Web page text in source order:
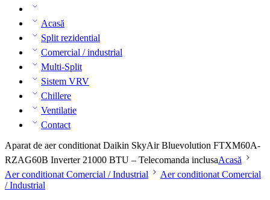
Acasă
Split rezidential
Comercial / industrial
Multi-Split
Sistem VRV
Chillere
Ventilatie
Contact
Aparat de aer conditionat Daikin SkyAir Bluevolution FTXM60A-
RZAG60B Inverter 21000 BTU – Telecomanda inclusaAcasă
Aer conditionat Comercial / Industrial
Aer conditionat Comercial
/ Industrial